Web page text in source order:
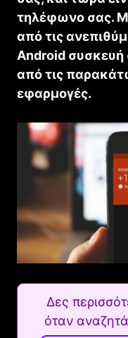
τηλέφωνο σας.
από τις
Android συσκευή
από τις
εφαρμογές.
Δες
όταν